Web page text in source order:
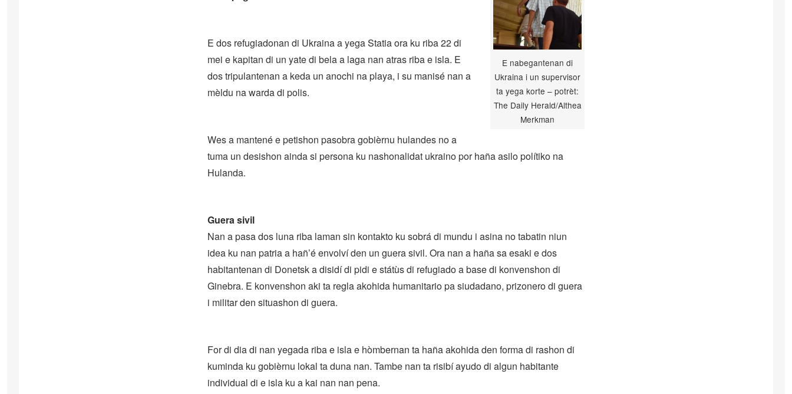
E nabegantenan di
Ukraina i un supervisor
ta yega korte – potrèt:
The Daily Herald/Althea
Merkman
E dos refugiadonan di Ukraina a yega Statia ora ku riba 22 di
mei e kapitan di un yate di bela a laga nan atras riba e isla. E
dos tripulantenan a keda un anochi na playa, i su manisé nan a
mèldu na warda di polis.
Wes a mantené e petishon pasobra gobièrnu hulandes no a
tuma un desishon ainda si persona ku nashonalidat ukraino por haña asilo polítiko na
Hulanda.
Guera sivil
Nan a pasa dos luna riba laman sin kontakto ku sobrá di mundu i asina no tabatin niun
idea ku nan patria a hañ’é envolví den un guera sivil. Ora nan a haña sa esaki e dos
habitantenan di Donetsk a disidí di pidi e státùs di refugiado a base di konvenshon di
Ginebra. E konvenshon aki ta regla akohida humanitario pa siudadano, prizonero di guera
i militar den situashon di guera.
For di dia di nan yegada riba e isla e hòmbernan ta haña akohida den forma di rashon di
kuminda ku gobièrnu lokal ta duna nan. Tambe nan ta risibí ayudo di algun habitante
individual di e isla ku a kai nan nan pena.